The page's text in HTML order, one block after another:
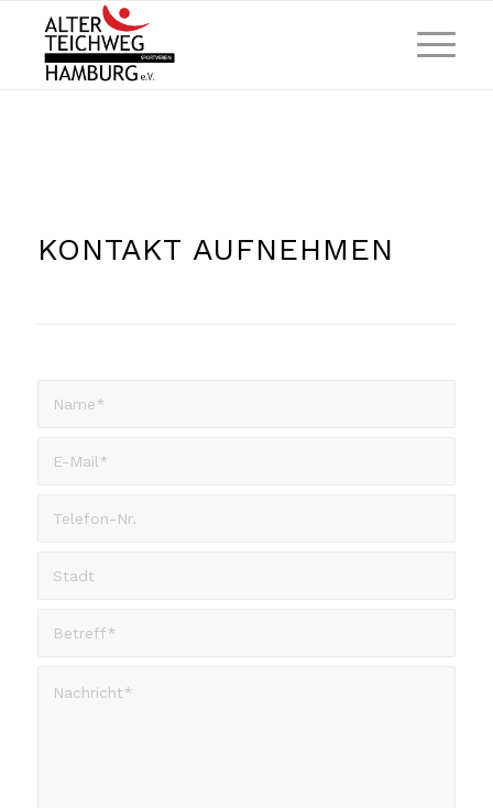
KONTAKT AUFNEHMEN